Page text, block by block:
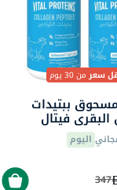
سعرمن 30 يوم
ببتيدات
البقري فيتال
اليوم
347